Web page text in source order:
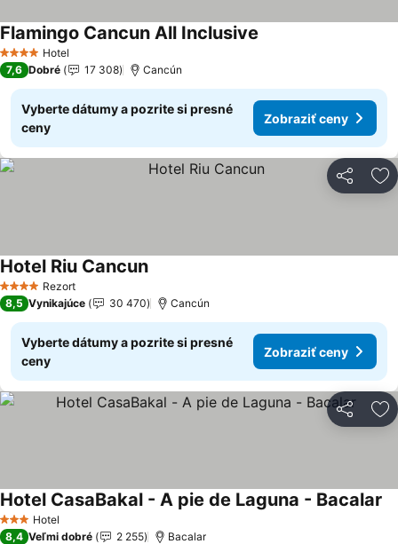
4 Počet hviezdičiek
Hotel
Flamingo Cancun All Inclusive
7,6 Dobré 17 308 Cancún
Vyberte dátumy a pozrite si presné
ceny
Zobraziť ceny
Zdieľať
4 Počet hviezdičiek
Rezort
Hotel Riu CancunZobraziť ceny
8,5 Vynikajúce 30 470 Cancún
Vyberte dátumy a pozrite si presné
ceny
Zobraziť ceny
Zdieľať
3 Počet hviezdičiek
Hotel
Hotel CasaBakal - A pie de Laguna - Bacalar
8,4 Veľmi dobré 2 255 Bacalar